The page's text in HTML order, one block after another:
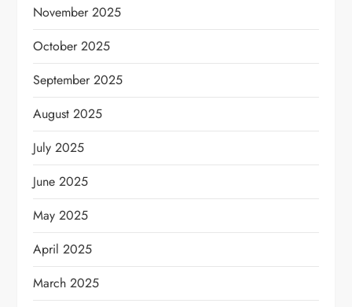
November 2025
October 2025
September 2025
August 2025
July 2025
June 2025
May 2025
April 2025
March 2025